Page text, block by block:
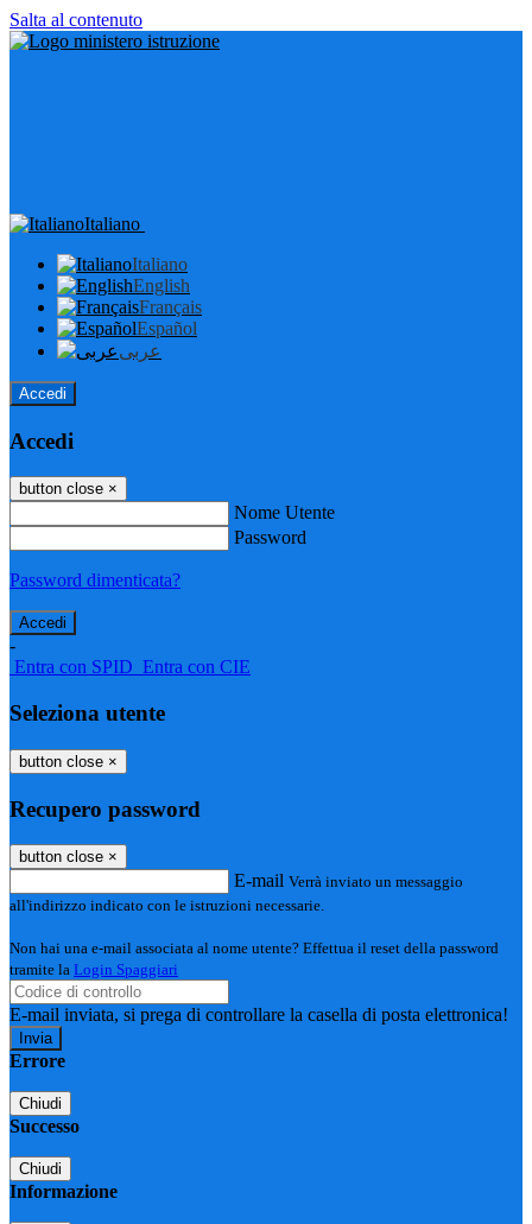
Salta al contenuto
Italiano
Italiano
English
Français
Español
عربى
Accedi
Accedi
button close ×
Nome Utente
Password
Password dimenticata?
-
Entra con SPID Entra con CIE
Seleziona utente
button close ×
Recupero password
button close ×
E-mail Verrà inviato un messaggio
all'indirizzo indicato con le istruzioni necessarie.
Non hai una e-mail associata al nome utente? Effettua il reset della password
tramite la Login Spaggiari
E-mail inviata, si prega di controllare la casella di posta elettronica!
Errore
Chiudi
Successo
Chiudi
Informazione